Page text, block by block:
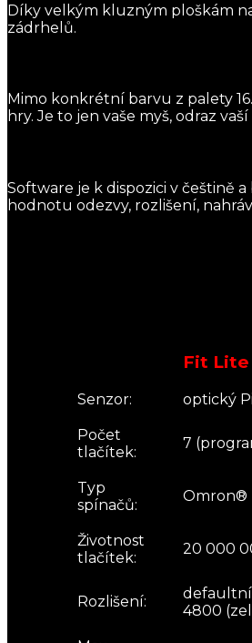
Díky velkým kluzným ploškám
zádrhelů.
Mimo konkrétní barvu z palety
hry. Je to jen vaše myš, odraz
Software je k dispozici v češtině
hodnotu odezvy, rozlišení,
Fit Lite
Senzor: optický
Počet
tlačítek:
7
Typ
spínačů:
Omron®
Životnost
tlačítek:
20 000
Rozlišení:
defaultní
4800